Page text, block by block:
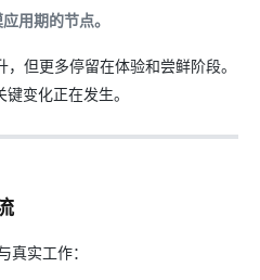
用期的节点。
但更多停留在体验和尝鲜阶段。
变化正在发生。
真实工作：